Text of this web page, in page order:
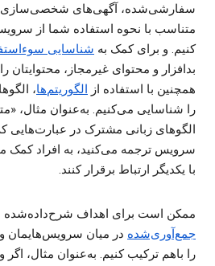
سفارشی‌شده، آگهی‌های
متناسب با نحوه استفاده شما از
کنیم. و برای کمک به شناسایی
بدافزار و محتوای غیرمجاز، محتوایتان
همچنین با استفاده از الگوریتم‌ها،
الگوهای زبانی مشترک در عبارت‌هایی که
سرویس ترجمه می‌کنید، به افراد کمک
با یکدیگر ارتباط برقرار کنند.
ممکن است برای اهداف شرح‌داده‌شده در
جمع‌آوری‌شده در میان سرویس‌هایمان
را باهم ترکیب کنیم. به‌عنوان مثال، اگر